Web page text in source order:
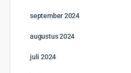
september 2024
augustus 2024
juli 2024